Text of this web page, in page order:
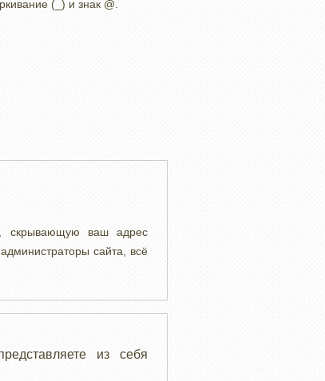
(_) и знак @.
скрывающую ваш адрес
сайта, всё
из себя